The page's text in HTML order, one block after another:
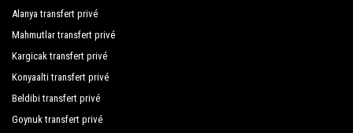
Silver Palms
Spice Hotel Spa
Sueno Hotels Deluxe Belek
Alanya transfert privé
Mahmutlar transfert privé
Kargicak transfert privé
Konyaalti transfert privé
Beldibi transfert privé
Goynuk transfert privé